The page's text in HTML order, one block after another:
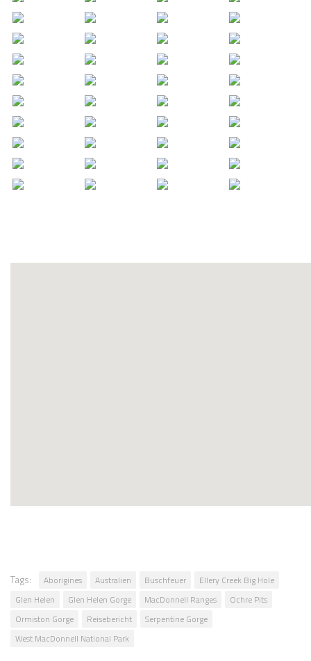
Tags: Aborigines Australien Buschfeuer
Ellery Creek Big Hole
Glen Helen
Glen Helen Gorge MacDonnell Ranges
Ochre Pits
Ormiston Gorge
Reisebericht
Serpentine Gorge
West MacDonnell National Park